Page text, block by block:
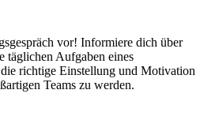
vor! Informiere dich über
täglichen Aufgaben eines
richtige Einstellung und Motivation
Teams zu werden.